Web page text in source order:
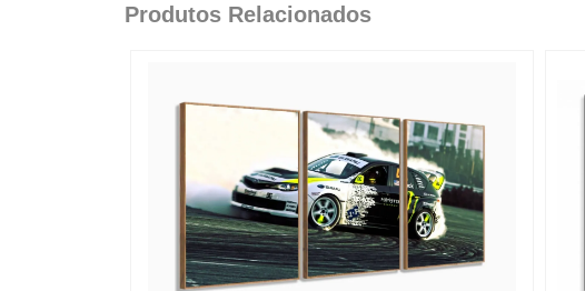
Produtos Relacionados